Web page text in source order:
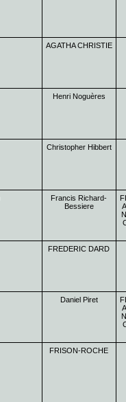
AGATHA CHRISTIE
Henri Noguères
Christopher Hibbert
Francis Richard-
Bessiere
FREDERIC DARD
Daniel Piret
FRISON-ROCHE